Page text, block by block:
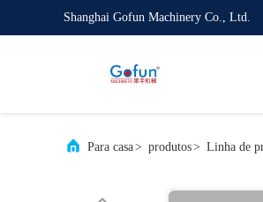
Shanghai Gofun Machinery Co., Ltd.
Para casa> produtos> Linha de